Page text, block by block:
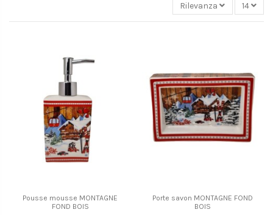
Rilevanza 14
Pousse mousse MONTAGNE
FOND BOIS
Porte savon MONTAGNE FOND
BOIS